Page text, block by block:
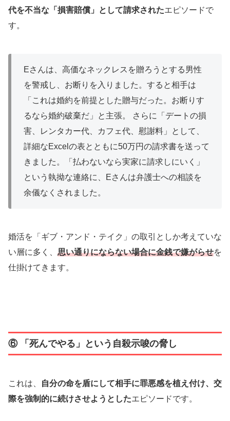
代を不当な「損害賠償」として請求されたエピソードで
す。
Eさんは、高価なネックレスを贈ろうとする男性
を警戒し、お断りを入りました。すると相手は
「これは婚約を前提とした贈与だった。お断りす
るなら婚約破棄だ」と主張。 さらに「デートの損
害、レンタカー代、カフェ代、慰謝料」として、
詳細なExcelの表とともに50万円の請求書を送って
きました。「払わないなら実家に請求しにいく」
という執拗な連絡に、Eさんは弁護士への相談を
余儀なくされました。
婚活を「ギブ・アンド・テイク」の取引としか考えていな
い層に多く、 思い通りにならない場合に金銭で嫌がらせを
仕掛けてきます。
⑥ 「死んでやる」という自殺示唆の脅し
これは、
自分の命を盾にして相手に罪悪感を植え付け、交
際を強制的に続けさせようとしたエピソードです。